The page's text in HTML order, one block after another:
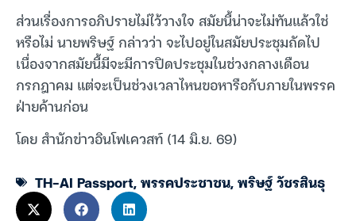
ส่วนเรื่องการอภิปรายไม่ไว้วางใจ สมัยนี้น่าจะไม่ทันแล้วใช่
หรือไม่ นายพริษฐ์ กล่าวว่า จะไปอยู่ในสมัยประชุมถัดไป
เนื่องจากสมัยนี้มีจะมีการปิดประชุมในช่วงกลางเดือน
กรกฎาคม แต่จะเป็นช่วงเวลาไหนขอหารือกับภายในพรรค
ฝ่ายค้านก่อน
โดย สำนักข่าวอินโฟเควสท์ (14 มิ.ย. 69)
TH-AI Passport,พรรคประชาชน,พริษฐ์ วัชรสินธุ